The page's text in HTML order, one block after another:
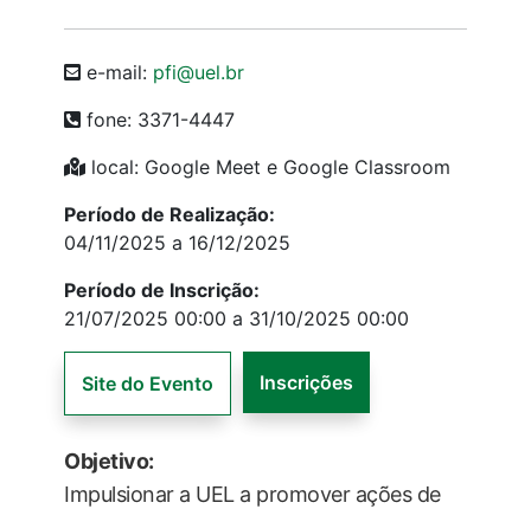
e-mail: pfi@uel.br
fone: 3371-4447
local: Google Meet e Google Classroom
Período de Realização:
04/11/2025 a 16/12/2025
Período de Inscrição:
21/07/2025 00:00 a 31/10/2025 00:00
Site do Evento Inscrições
Objetivo:
Impulsionar a UEL a promover ações de